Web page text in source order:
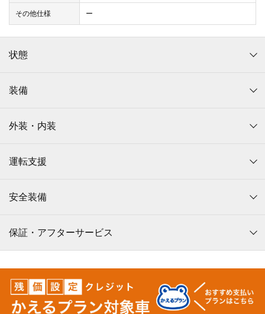
その他仕様 ー
状態
装備
外装・内装
運転支援
安全装備
保証・アフターサービス